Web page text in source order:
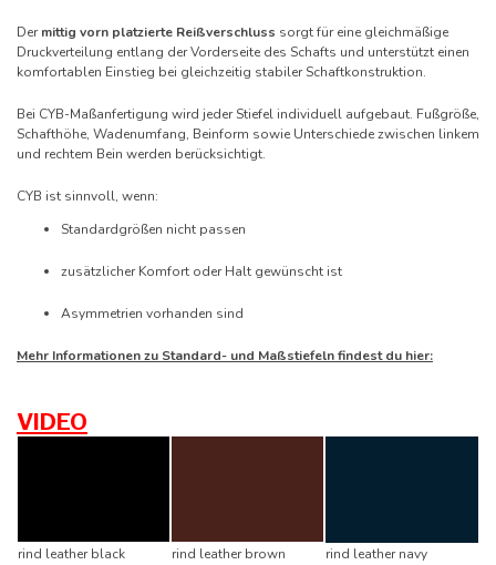
Dermittig vorn platzierte Reißverschluss sorgt für eine gleichmäßige
Druckverteilung entlang der Vorderseite des Schafts und unterstützt einen
komfortablen Einstieg bei gleichzeitig stabiler Schaftkonstruktion.
Bei CYB-Maßanfertigung wird jeder Stiefel individuell aufgebaut. Fußgröße,
Schafthöhe, Wadenumfang, Beinform sowie Unterschiede zwischen linkem
und rechtem Bein werden berücksichtigt.
CYB ist sinnvoll, wenn:
Standardgrößen nicht passen
zusätzlicher Komfort oder Halt gewünscht ist
Asymmetrien vorhanden sind
Mehr Informationen zu Standard- und Maßstiefeln findest du hier:
VIDEO
rind leather black rind leather brown rind leather navy